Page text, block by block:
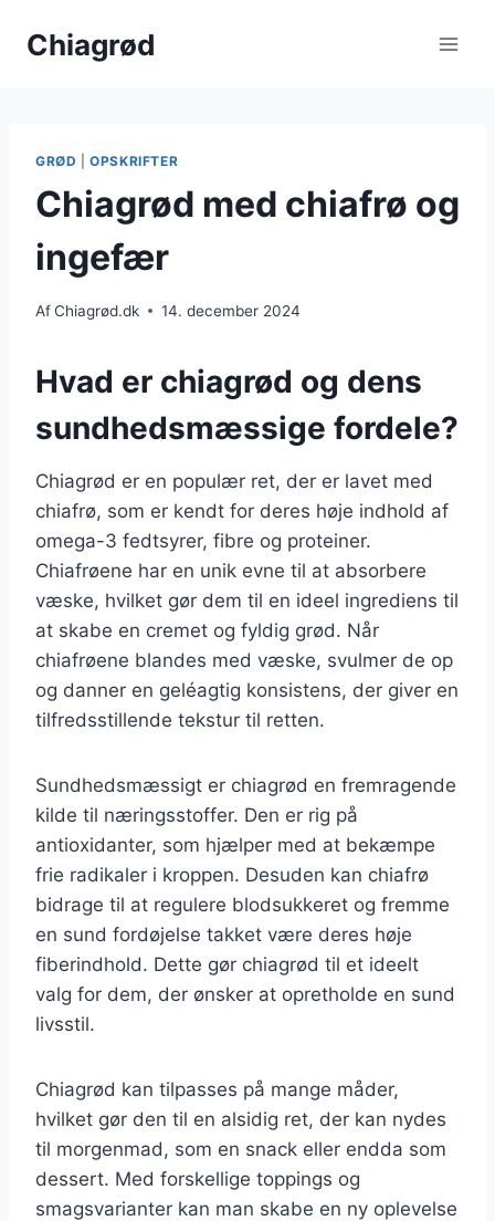
Chiagrød
GRØD |OPSKRIFTER
Chiagrød med chiafrø og
ingefær
AfChiagrød.dk 14. december 2024
Hvad er chiagrød og dens
sundhedsmæssige fordele?
Chiagrød er en populær ret, der er lavet med
chiafrø, som er kendt for deres høje indhold af
omega-3 fedtsyrer, fibre og proteiner.
Chiafrøene har en unik evne til at absorbere
væske, hvilket gør dem til en ideel ingrediens til
at skabe en cremet og fyldig grød. Når
chiafrøene blandes med væske, svulmer de op
og danner en geléagtig konsistens, der giver en
tilfredsstillende tekstur til retten.
Sundhedsmæssigt er chiagrød en fremragende
kilde til næringsstoffer. Den er rig på
antioxidanter, som hjælper med at bekæmpe
frie radikaler i kroppen. Desuden kan chiafrø
bidrage til at regulere blodsukkeret og fremme
en sund fordøjelse takket være deres høje
fiberindhold. Dette gør chiagrød til et ideelt
valg for dem, der ønsker at opretholde en sund
livsstil.
Chiagrød kan tilpasses på mange måder,
hvilket gør den til en alsidig ret, der kan nydes
til morgenmad, som en snack eller endda som
dessert. Med forskellige toppings og
smagsvarianter kan man skabe en ny oplevelse